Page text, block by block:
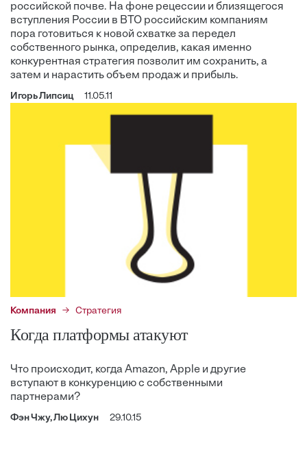
российской почве. На фоне рецессии и близящегося
вступления России в ВТО российским компаниям
пора готовиться к новой схватке за передел
собственного рынка, определив, какая именно
конкурентная стратегия позволит им сохранить, а
затем и нарастить объем продаж и прибыль.
Игорь Липсиц 11.05.11
Компания Стратегия
Когда платформы атакуют
Что происходит, когда Amazon, Apple и другие
вступают в конкуренцию с собственными
партнерами?
Фэн Чжу, Лю Цихун 29.10.15